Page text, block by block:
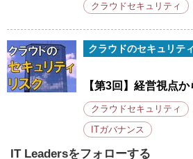
クラウドセキュリティ
クラウドのセキュリテ
【第3回】経営視点
クラウドセキュリティ
ITガバナンス
IT Leadersをフォローする